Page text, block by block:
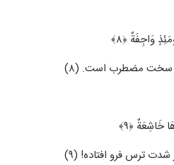
وَاجِفَةٌ ﴿۸﴾
سخت مضطرب است. (۸)
خَاشِعَةٌ ﴿۹﴾
ترس فرو افتاده! (۹)